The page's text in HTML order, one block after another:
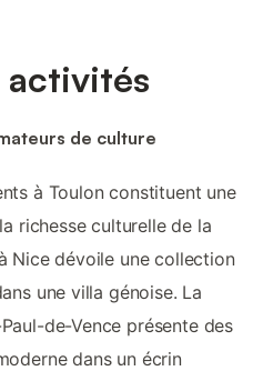
activités
de culture
à Toulon constituent une
richesse culturelle de la
Nice dévoile une collection
une villa génoise. La
de-Vence présente des
dans un écrin